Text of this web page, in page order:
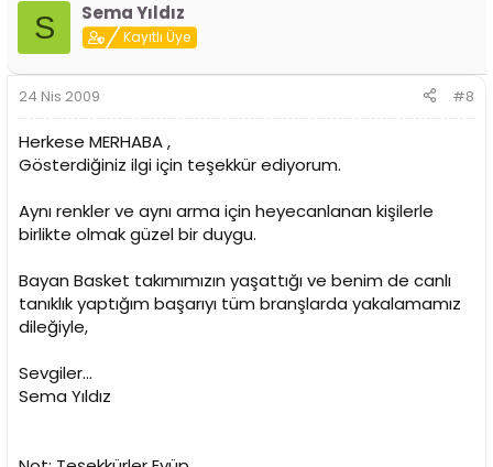
S Sema Yıldız
Kayıtlı Üye
24 Nis 2009 #8
Herkese MERHABA ,
Gösterdiğiniz ilgi için teşekkür ediyorum.
Aynı renkler ve aynı arma için heyecanlanan kişilerle
birlikte olmak güzel bir duygu.
Bayan Basket takımımızın yaşattığı ve benim de canlı
tanıklık yaptığım başarıyı tüm branşlarda yakalamamız
dileğiyle,
Sevgiler...
Sema Yıldız